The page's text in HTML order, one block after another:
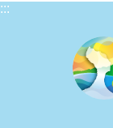
:::